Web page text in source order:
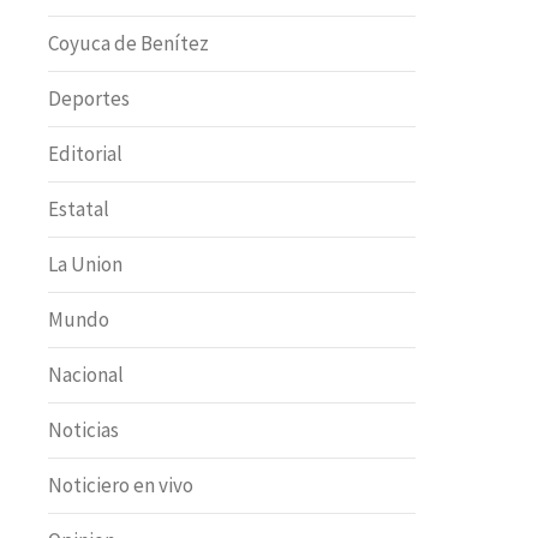
Coyuca de Benítez
Deportes
Editorial
Estatal
La Union
Mundo
Nacional
Noticias
Noticiero en vivo